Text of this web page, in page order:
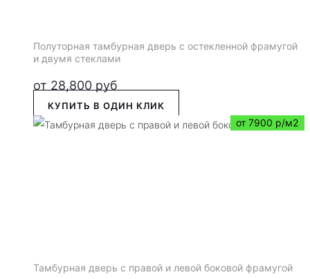
Полуторная тамбурная дверь с остекленной фрамугой
и двумя стеклами
от 28,800 руб
КУПИТЬ В ОДИН КЛИК
от 7900 р/м2
Тамбурная дверь с правой и левой боковой фрамугой